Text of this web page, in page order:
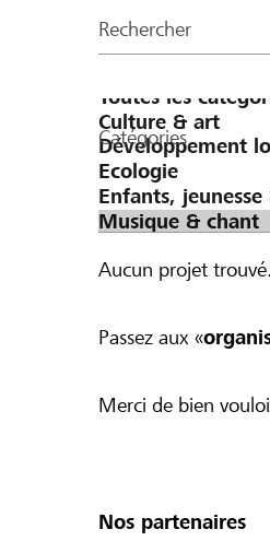
la
Rechercher
Catégories
Aucun projet trouvé.
Passez aux «
Merci de bien
Nos partenaires